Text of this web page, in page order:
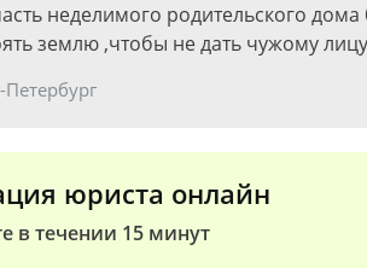
неделимого родительского
землю ,чтобы не дать чужому
юриста онлайн
в течении 15 минут